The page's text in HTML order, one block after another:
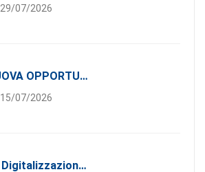
29/07/2026
NUOVA OPPORTUNITÀ DI BUSINESS PER I SOCI DI CONFINDUSTRIA SERBIA: Affitasi Un Moderno Capannone Industriale A Pančevo – 1.200 M² Nella Zona Industriale
15/07/2026
La Digitalizzazione Come Motore Dell’internazionalizzazione